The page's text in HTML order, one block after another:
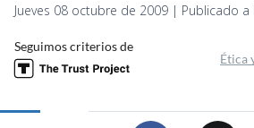
Jueves 08 octubre de 2009 | Publicado a
Seguimos criterios de
Ética